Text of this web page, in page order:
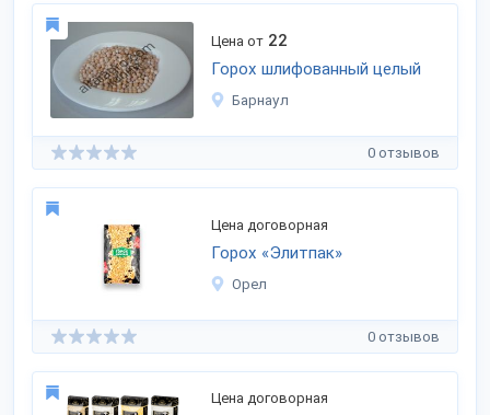
Цена от 22
Горох шлифованный целый
Барнаул
0 отзывов
Цена договорная
Горох «Элитпак»
Орел
0 отзывов
Цена договорная